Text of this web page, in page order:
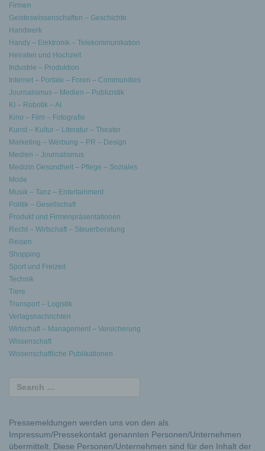
Firmen
Geisteswissenschaften – Geschichte
Handwerk
Handy – Elektronik – Telekommunikation
Heiraten und Hochzeit
Industrie – Produktion
Internet – Portale – Foren – Communities
Journalismus – Medien – Publizistik
KI – Robotik – AI
Kino – Film – Fotografie
Kunst – Kultur – Literatur – Theater
Marketing – Werbung – PR – Design
Medien – Journalismus
Medizin Gesundheit – Pflege – Soziales
Mode
Musik – Tanz – Entertainment
Politik – Gesellschaft
Produkt und Firmenpräsentationen
Recht – Wirtschaft – Steuerberatung
Reisen
Shopping
Sport und Freizeit
Technik
Tiere
Transport – Logistik
Verlagsnachrichten
Wirtschaft – Management – Versicherung
Wissenschaft
Wissenschaftliche Publikationen
Pressemeldungen werden uns von den als
Impressum/Pressekontakt genannten Personen/Unternehmen
übermittelt. Diese Personen/Unternehmen sind für den Inhalt der